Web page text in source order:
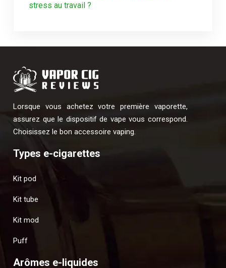
stress au travail ?
Lorsque vous achetez votre première vaporette,
assurez que le dispositif de vape vous correspond.
Choisissez le bon accessoire vaping.
Types e-cigarettes
Kit pod
Kit tube
Kit mod
Puff
Arômes e-liquides